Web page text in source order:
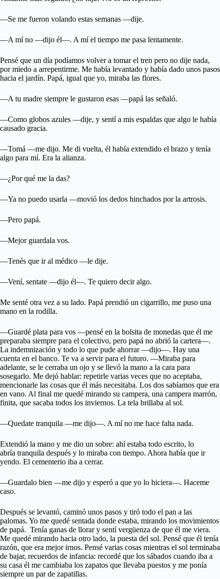
—Se me fueron volando estas semanas —dije.
—A mí no —dijo él—. A mí el tiempo me pasa lentamente.
Pensé que un día podíamos volver a tomar el tren pero no dije nada,
por miedo a arrepentirme. Me había levantado y había dado unos pasos
hacia el jardín. Papá, igual que yo, miraba las flores.
—A tu madre siempre le gustaron esas —papá las señaló.
—Como globos azules —dije, y sentí a mis espaldas que algo le había
causado gracia.
—Tomá —me dijo. Me di vuelta, él había extendido el brazo y tenía
algo para mí. Era la alianza.
—¿Por qué me la das?
—Ya no puedo usarla —movió los dedos hinchados por la artrosis.
—Pero papá.
—Mejor guardala vos.
—Tenés que ir al médico —le dije.
—Vení, sentate —dijo él—. Te quiero decir algo.
Me senté otra vez a su lado. Papá prendió un cigarrillo, me puso una
mano en la rodilla.
—Guardé plata para vos —pensé en la bolsita de monedas que él me
preparaba siempre para el colectivo, pero papá no abrió la cartera—.
La indemnización y todo lo que pude ahorrar —dijo—. Hay una
cuenta en el banco. Te va a servir para el futuro. —Miraba para
adelante, se le cerraba un ojo y se llevó la mano a la cara para
sosegarlo. Me dejó hablar: repetirle varias veces que no aceptaba,
mencionarle las cosas que él más necesitaba. Los dos sabíamos que era
en vano. Al final me quedé mirando su campera, una campera marrón,
finita, que sacaba todos los inviernos. La tela brillaba al sol.
—Quedate tranquila —me dijo—. A mí no me hace falta nada.
Extendió la mano y me dio un sobre: ahí estaba todo escrito, lo
abría tranquila después y lo miraba con tiempo. Ahora había que ir
yendo. El cementerio iba a cerrar.
—Guardalo bien —me dijo y esperó a que yo lo hiciera—. Haceme
caso.
Después se levantó, caminó unos pasos y tiró todo el pan a las
palomas. Yo me quedé sentada donde estaba, mirando los movimientos
de papá. Tenía ganas de llorar y sentí vergüenza de que él me viera.
Me quedé mirando hacia otro lado, la puesta del sol. Pensé que él tenía
razón, que era mejor irnos. Pensé varias cosas mientras el sol terminaba
de bajar, recuerdos de infancia: recordé que los sábados cuando iba a
su casa él me cambiaba los zapatos que llevaba puestos y me ponía
siempre un par de zapatillas.